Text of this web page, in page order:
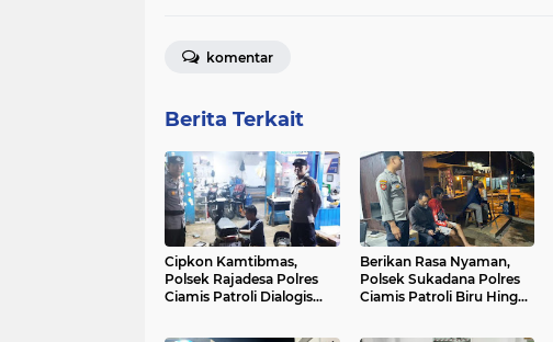
komentar
Berita Terkait
Cipkon Kamtibmas,
Polsek Rajadesa Polres
Ciamis Patroli Dialogis
Berikan Rasa Nyaman,
Polsek Sukadana Polres
Ciamis Patroli Biru Hingga